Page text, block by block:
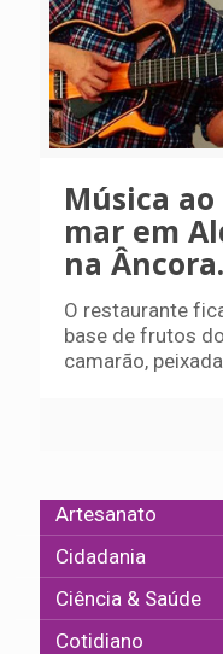
Música
mar em
na Âncora.
O restaurante
base de frutos
camarão,
Artesanato
Cidadania
Ciência & Saúde
Cotidiano